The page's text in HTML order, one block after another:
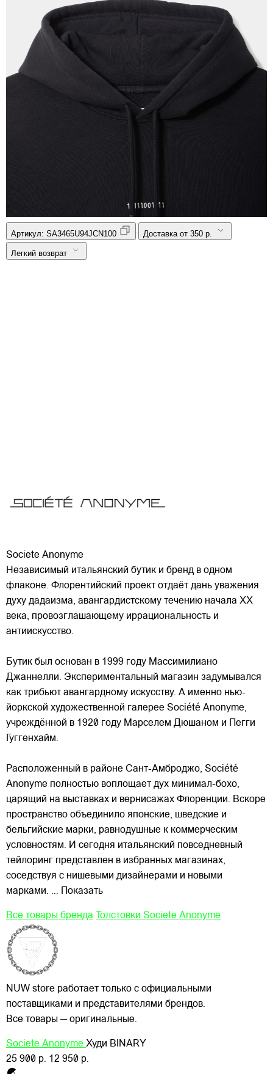
Артикул: SA3465U94JCN100 Доставка от 350 р.
Легкий возврат
Societe Anonyme
Независимый итальянский бутик и бренд в одном
флаконе. Флорентийский проект отдаёт дань уважения
духу дадаизма, авангардистскому течению начала XX
века, провозглашающему иррациональность и
антиискусство.
Бутик был основан в 1999 году Массимилиано
Джаннелли. Экспериментальный магазин задумывался
как трибьют авангардному искусству. А именно нью-
йоркской художественной галерее Société Anonyme,
учреждённой в 1920 году Марселем Дюшаном и Пегги
Гуггенхайм.
Расположенный в районе Сант-Амброджо, Société
Anonyme полностью воплощает дух минимал-бохо,
царящий на выставках и вернисажах Флоренции. Вскоре
пространство объединило японские, шведские и
бельгийские марки, равнодушные к коммерческим
условностям. И сегодня итальянский повседневный
тейлоринг представлен в избранных магазинах,
соседствуя с нишевыми дизайнерами и новыми
марками. ... Показать
Все товары бренда Толстовки Societe Anonyme
NUW store работает только с официальными
поставщиками и представителями брендов.
Все товары — оригинальные.
Societe Anonyme Худи BINARY
25 900 р. 12 950 р.